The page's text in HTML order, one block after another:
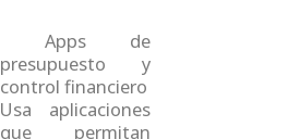
Apps de
presupuesto y
control financiero
Usa aplicaciones
que permitan